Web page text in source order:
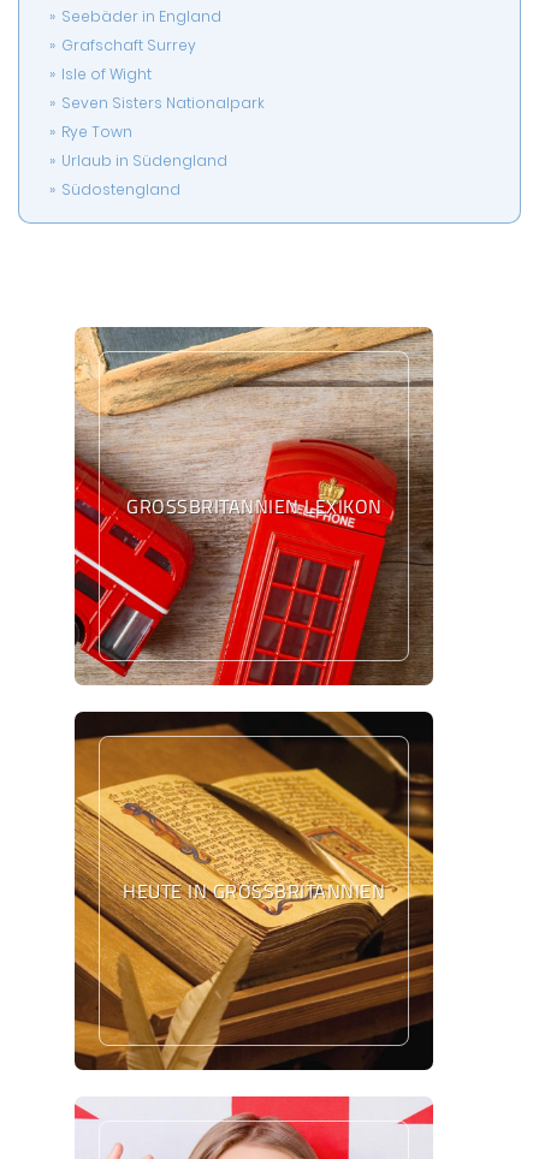
Seebäder in England
Grafschaft Surrey
Isle of Wight
Seven Sisters Nationalpark
Rye Town
Urlaub in Südengland
Südostengland
GROSSBRITANNIEN LEXIKON
HEUTE IN GROSSBRITANNIEN